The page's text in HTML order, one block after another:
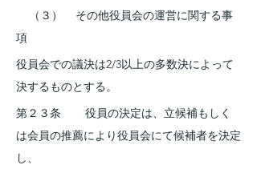
（３）    その他役員会の運営に関する事
項
役員会での議決は2/3以上の多数決によって
決するものとする。
第２３条    　役員の決定は、立候補もしく
は会員の推薦により役員会にて候補者を決定
し、